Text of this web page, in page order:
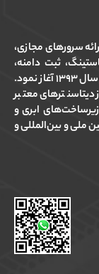
سرورهای مجازی،
ثبت دامنه،
گواهینامه امنیتی SSL، فعالیت رسمی خود را در سال ۱۳۹۳ آغاز نمود.
معتبر
و زیرساخت‌های ابری و
ملی و بین‌المللی و